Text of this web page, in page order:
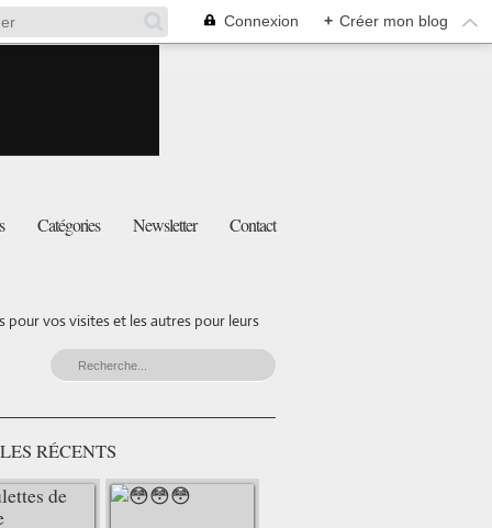
Connexion + Créer mon blog
Catégories Newsletter Contact
vos visites et les autres pour leurs
RÉCENTS